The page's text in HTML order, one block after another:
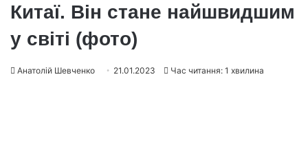
Китаї. Він стане найшвидшим
у світі (фото)
Анатолій Шевченко 21.01.2023 Час читання: 1 хвилина